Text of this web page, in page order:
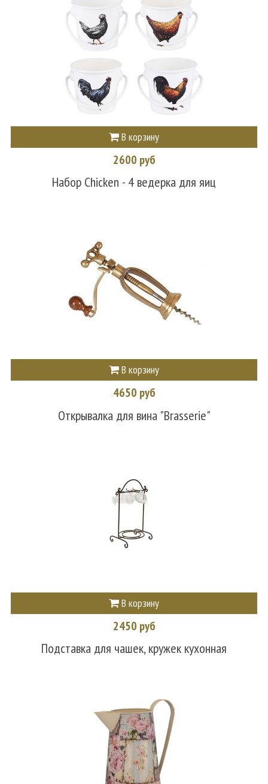
В корзину
2600 руб
Набор Chicken - 4 ведерка для яиц
В корзину
4650 руб
Открывалка для вина "Brasserie"
В корзину
2450 руб
Подставка для чашек, кружек кухонная